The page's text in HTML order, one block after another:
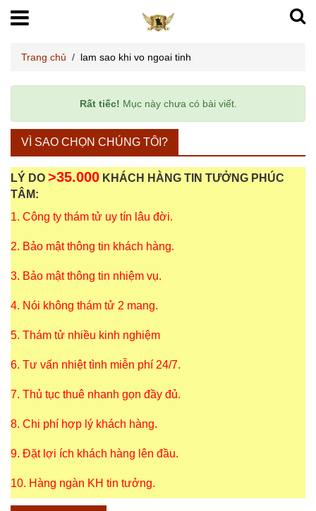
Trang chủ / lam sao khi vo ngoai tinh
Rất tiếc! Mục này chưa có bài viết.
VÌ SAO CHỌN CHÚNG TÔI?
LÝ DO >35.000 KHÁCH HÀNG TIN TƯỞNG PHÚC
TÂM:
1. Công ty thám tử uy tín lâu đời.
2. Bảo mật thông tin khách hàng.
3. Bảo mật thông tin nhiệm vụ.
4. Nói không thám tử 2 mang.
5. Thám tử nhiều kinh nghiệm
6. Tư vấn nhiệt tình miễn phí 24/7.
7. Thủ tục thuê nhanh gọn đầy đủ.
8. Chi phí hợp lý khách hàng.
9. Đặt lợi ích khách hàng lên đầu.
10. Hàng ngàn KH tin tưởng.